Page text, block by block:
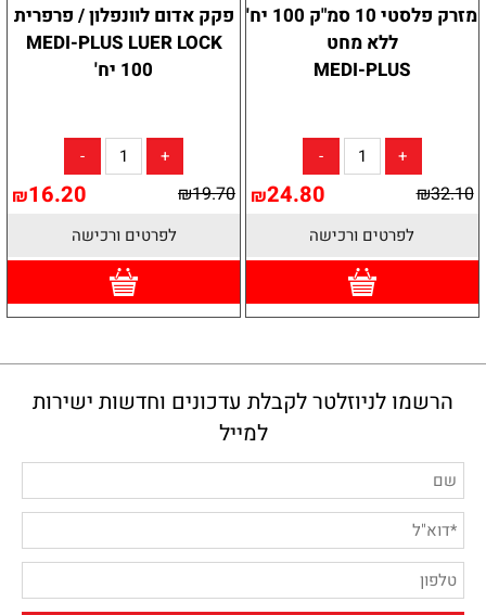
מזרק פלסטי 10 סמ"ק 100 יח'
ללא מחט
MEDI-PLUS
₪32.10
₪24.80
לפרטים ורכישה
פקק אדום לוונפלון / פרפרית
MEDI-PLUS LUER LOCK
100 יח'
₪19.70
₪16.20
לפרטים ורכישה
הרשמו לניוזלטר לקבלת עדכונים וחדשות ישירות
למייל